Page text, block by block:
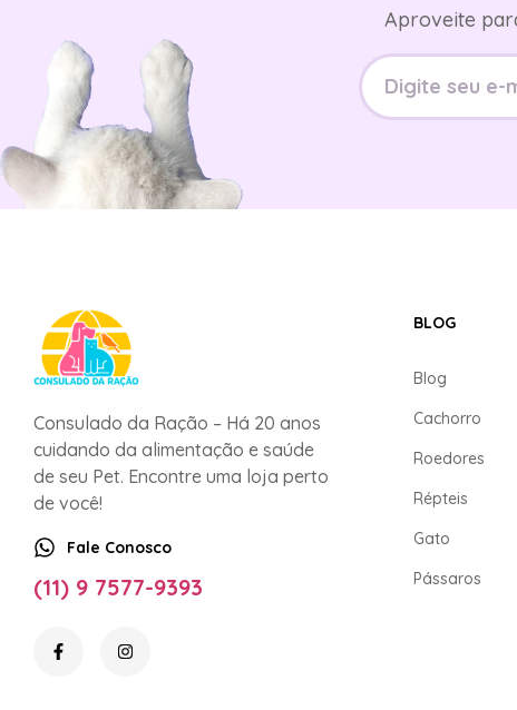
Aproveite
Consulado da Ração – Há 20 anos
cuidando da alimentação e saúde
de seu Pet. Encontre uma loja perto
de você!
Fale Conosco
(11) 9 7577-9393
BLOG
Blog
Cachorro
Roedores
Répteis
Gato
Pássaros